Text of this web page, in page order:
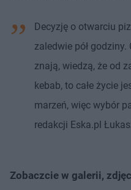
Decyzję o otwarciu
zaledwie pół
znają, wiedzą, że od
kebab, to całe życie
marzeń, więc wybór
redakcji Eska.pl
Zobaczcie w galerii,